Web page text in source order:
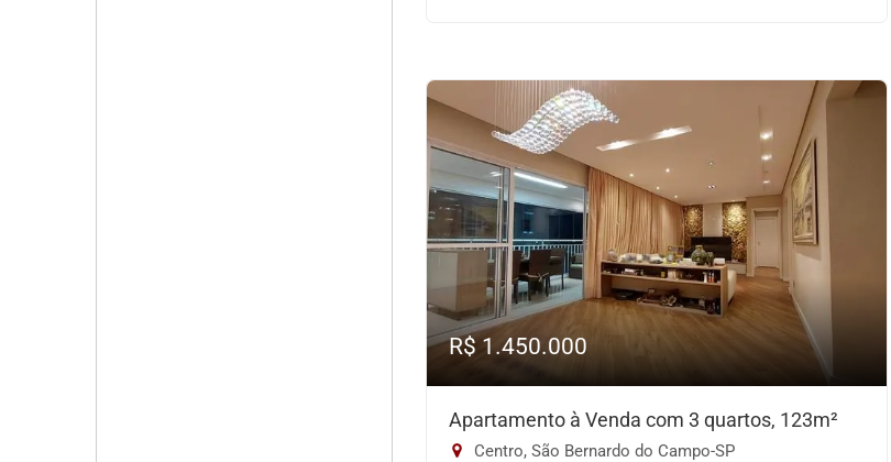
R$ 1.450.000
Apartamento à Venda com 3 quartos, 123m²
Centro, São Bernardo do Campo-SP